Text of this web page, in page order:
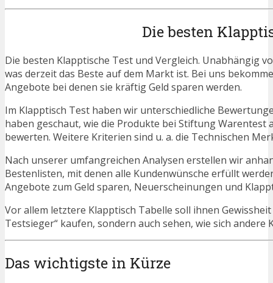
Die besten
Die besten Klapptische Test und Vergleich. Unabhängig
was derzeit das Beste auf dem Markt ist. Bei uns
Angebote bei denen sie kräftig Geld sparen werden.
Im Klapptisch Test haben wir unterschiedliche
haben geschaut, wie die Produkte bei Stiftung Warentest
bewerten. Weitere Kriterien sind u. a. die Technischen
Nach unserer umfangreichen Analysen erstellen wir
Bestenlisten, mit denen alle Kundenwünsche erfüllt
Angebote zum Geld sparen, Neuerscheinungen und
Vor allem letztere Klapptisch Tabelle soll ihnen
Testsieger“ kaufen, sondern auch sehen, wie sich
Das wichtigste in Kürze